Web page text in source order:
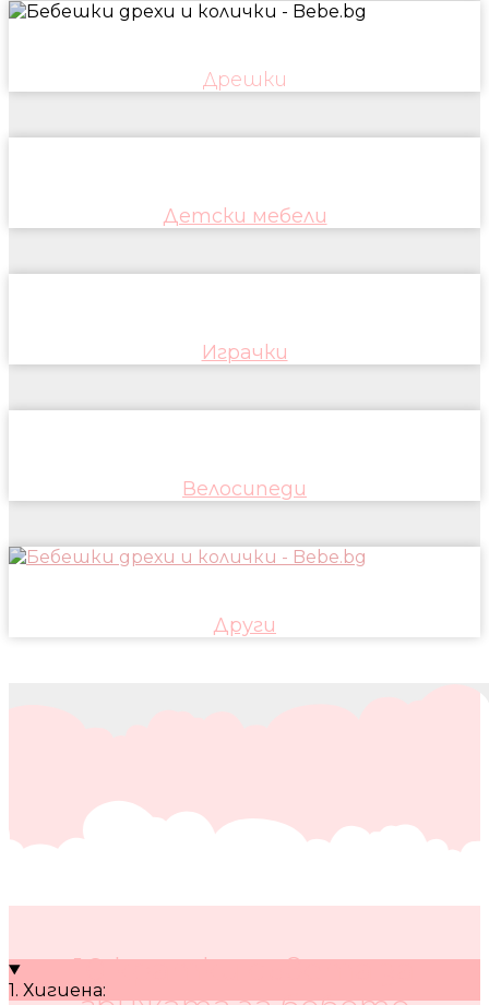
Дрешки
Детски мебели
Играчки
Велосипеди
Други
10 кратки съвета за
1. Хигиена: